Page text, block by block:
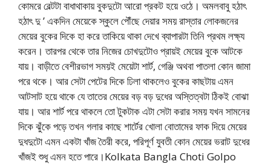
কোমরে বেল্টটা বাধাথাকায় বুকদুটো আরো প্রকট হয়ে ওঠে। অমলবাবু হঠাৎ
হঠাৎ দু ’ একদিন মেয়েকে স্কুলে পৌঁছে দেয়ার সময় রাস্তার লোকজনের
মেয়ের বুকের দিকে হা করে তাকিয়ে থাকা দেখে ব্যাপারটা তিনি প্রথম লক্ষ্য
করেন। তারপর থেকে তার নিজের চোখদুটোও প্রায়ই মেয়ের বুকে আটকে
যায়। বাড়ীতে বেশীরভাগ সময়ই মেয়েটা শার্ট, গেঞ্জি অথবা পাতলা কোন জামা
পরে থকে। আর সেটা পেটের দিকে ঢিলা থাকলেও বুকের কাছটায় এমন
আটসাট হয়ে থাকে যে তাতের মেয়ের বড় বড় দুধের অস্তিত্বটা ঠিকই বোঝা
যায়। আর শার্ট পরে থাকলে তো টুকটাক এটা সেটা করার সময় যখন সামনের
দিকে ঝুঁকে পড়ে তখন গলার কাছে শার্টের খোলা বোতামের ফাক দিয়ে মেয়ের
দুধদুটো এমন একটা খাঁজ তৈরী করে, পরিপূর্ণ যুবতী কোন মেয়ের ভরাট দুধের
খাঁজই শুধু এমন হতে পারে।Kolkata Bangla Choti Golpo